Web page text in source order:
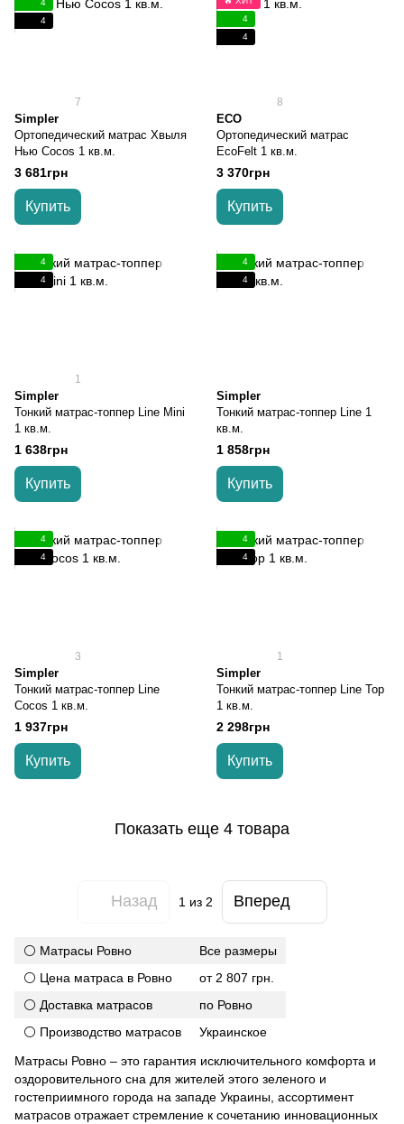
4
4
7
Simpler
Ортопедический матрас Хвыля
Нью Cocos 1 кв.м.
3 681грн
Купить
4
4
8
ECO
Ортопедический матрас
EcoFelt 1 кв.м.
3 370грн
Купить
4
4
1
Simpler
Тонкий матрас-топпер Line Mini
1 кв.м.
1 638грн
Купить
4
4
Simpler
Тонкий матрас-топпер Line 1
кв.м.
1 858грн
Купить
4
4
3
Simpler
Тонкий матрас-топпер Line
Cocos 1 кв.м.
1 937грн
Купить
4
4
1
Simpler
Тонкий матрас-топпер Line Top
1 кв.м.
2 298грн
Купить
Показать еще 4 товара
Назад 1 из 2 Вперед
⚪ Матрасы Ровно
Все размеры
⚪ Цена матраса в Ровно
от 2 807 грн.
⚪ Доставка матрасов
по Ровно
⚪ Производство матрасов
Украинское
Матрасы Ровно – это гарантия исключительного комфорта и
оздоровительного сна для жителей этого зеленого и
гостеприимного города на западе Украины, ассортимент
матрасов отражает стремление к сочетанию инновационных